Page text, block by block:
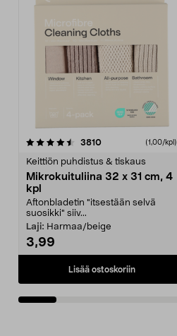
3810arvostelut (1,00/kpl)
Keittiön puhdistus & tiskaus
Mikrokuituliina 32 x 31 cm, 4
kpl
Aftonbladetin "itsestään selvä
suosikki" siiv...
Laji: Harmaa/beige
3,99
Lisää ostoskoriin
4.5viidestä